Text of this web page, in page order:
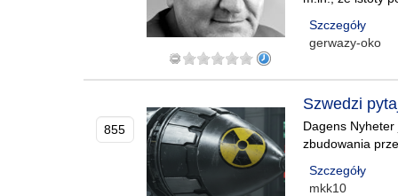
Szczegóły
gerwazy-oko
855
Szwedzi
Dagens
zbudowania
Szczegóły
mkk10